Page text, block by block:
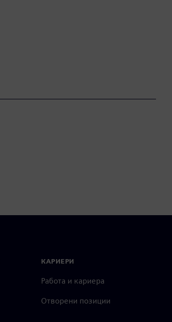
КАРИЕРИ
Работа и кариера
Отворени позиции